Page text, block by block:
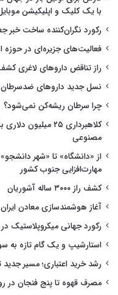
با یک کلیک و اپلیکیشن
رکورد نگران‌کننده ساخت
فعالیت‌های جزیره‌ای در
راز تناقض داروهای لاغری
نسل جدید داروهای ضدسرطان
چرا سرطان ریشه‌کن نمی‌شود؟
کلاهبرداری ۲۵
مصنوعی
از «دانشگاه» تا «شهر
مهارت‌افزایی جنوب کشور
کشف راز ۳۰۰۰ ساله آشوریان
آغاز هوشمندسازی معادن
رکورد جهانی میکروپلاستیک
استارشیپ و یک گام تازه به
رشد خرید اعتباری؛ مسیر جدید
مصرف قهوه تا پنج فنجان در